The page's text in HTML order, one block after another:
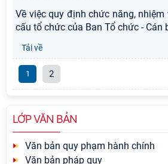
Về việc quy định chức năng, nhiệm
cấu tổ chức của Ban Tổ chức - Cán
Tải về
1 2
LỚP VĂN BẢN
Văn bản quy phạm hành chính
Văn bản pháp quy